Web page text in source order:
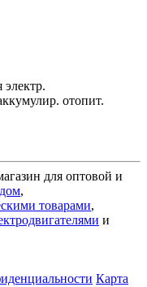
отопит.
для оптовой и
,
товарами,
и
Карта